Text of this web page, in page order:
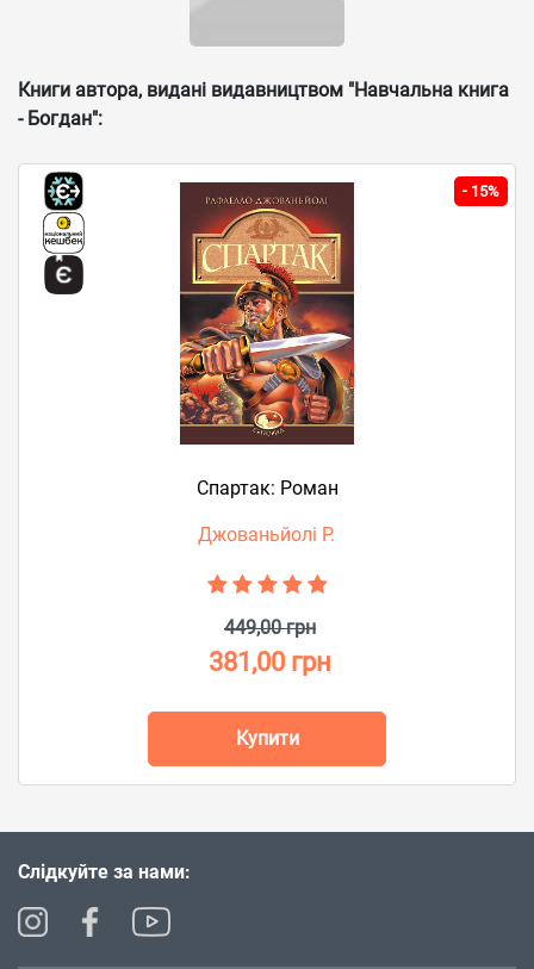
Книги автора, видані видавництвом "Навчальна книга
- Богдан":
- 15%
Спартак: Роман
Джованьйолі Р.
449,00 грн
381,00 грн
Купити
Слідкуйте за нами: